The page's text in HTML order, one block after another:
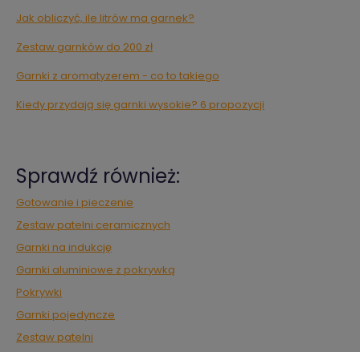
Jak obliczyć, ile litrów ma garnek?
Zestaw garnków do 200 zł
Garnki z aromatyzerem - co to takiego
Kiedy przydają się garnki wysokie? 6 propozycji
Sprawdź również:
Gotowanie i pieczenie
Zestaw patelni ceramicznych
Garnki na indukcję
Garnki aluminiowe z pokrywką
Pokrywki
Garnki pojedyncze
Zestaw patelni